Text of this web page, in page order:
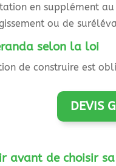
en supplément
ou de
selon la loi
de construire est
DEVIS
avant de choisir